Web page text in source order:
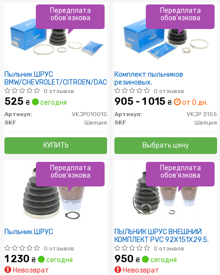
Пыльник ШРУС
BMW/CHEVROLET/CITROEN/DACIA/FIAT/FORD/HYUNDAI/KIA/
0 отзывов
525 ₴ сегодня
Артикул:
VKJP01001S
SKF
Швеция
КУПИТЬ
Передплата
обов'язкова
Комплект пыльников
резиновых.
0 отзывов
905 - 1 015 ₴ от 0 дн.
Артикул:
VKJP 3155
SKF
Швеция
Выбрать цену
Передплата
обов'язкова
Пыльник ШРУС
0 отзывов
1 230 ₴
сегодня
Невозврат
Передплата
обов'язкова
ПЫЛЬНИК ШРУС ВНЕШНИЙ
КОМПЛЕКТ PVC 92X151X29.5.
0 отзывов
950 ₴
сегодня
Невозврат
Передплата
обов'язкова